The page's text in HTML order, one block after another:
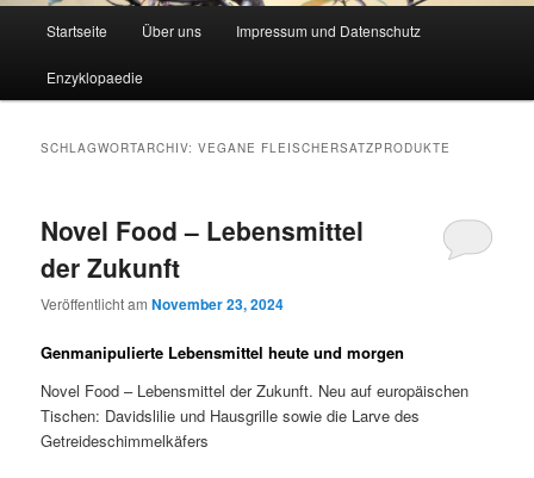
Startseite Über uns Impressum und Datenschutz
Enzyklopaedie
SCHLAGWORTARCHIV:VEGANE FLEISCHERSATZPRODUKTE
Novel Food – Lebensmittel
der Zukunft
Veröffentlicht amNovember 23, 2024
Genmanipulierte Lebensmittel heute und morgen
Novel Food – Lebensmittel der Zukunft. Neu auf europäischen
Tischen: Davidslilie und Hausgrille sowie die Larve des
Getreideschimmelkäfers